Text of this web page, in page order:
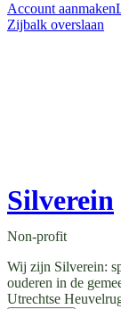
Account aanmaken
Zijbalk overslaan
Silverein
Non-profit
Wij zijn Silverein:
ouderen in de
Utrechtse